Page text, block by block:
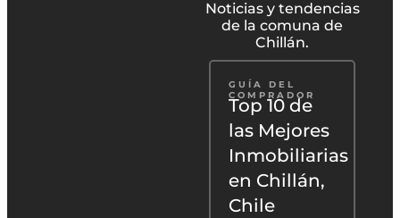
Noticias y tendencias
de la comuna de
Chillán.
GUÍA DEL
COMPRADOR
Top 10 de
las Mejores
Inmobiliarias
en Chillán,
Chile